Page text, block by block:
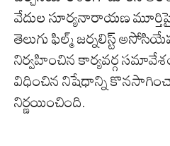
వేదుల సూర్యనారాయణ
తెలుగు ఫిల్మ్ జర్నలిస్ట్
నిర్వహించిన కార్యవర్గ
విధించిన నిషేధాన్ని
నిర్ణయించింది.